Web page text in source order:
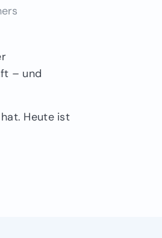
– und
Heute ist